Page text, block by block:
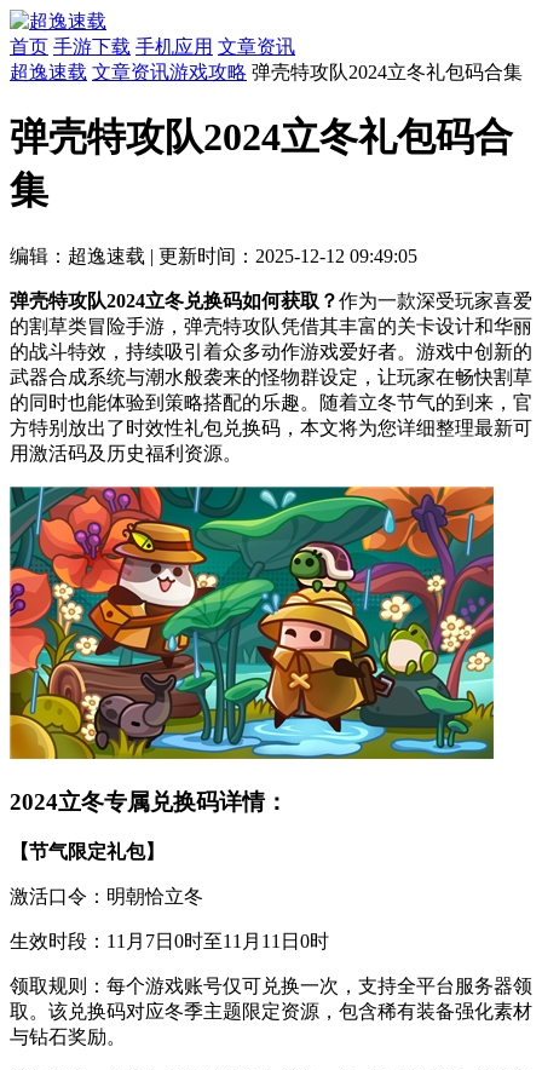
首页 手游下载 手机应用 文章资讯
超逸速载 文章资讯游戏攻略 弹壳特攻队2024立冬礼包码合集
弹壳特攻队2024立冬礼包码合
集
编辑：超逸速载 | 更新时间：2025-12-12 09:49:05
弹壳特攻队2024立冬兑换码如何获取？作为一款深受玩家喜爱
的割草类冒险手游，弹壳特攻队凭借其丰富的关卡设计和华丽
的战斗特效，持续吸引着众多动作游戏爱好者。游戏中创新的
武器合成系统与潮水般袭来的怪物群设定，让玩家在畅快割草
的同时也能体验到策略搭配的乐趣。随着立冬节气的到来，官
方特别放出了时效性礼包兑换码，本文将为您详细整理最新可
用激活码及历史福利资源。
2024立冬专属兑换码详情：
【节气限定礼包】
激活口令：明朝恰立冬
生效时段：11月7日0时至11月11日0时
领取规则：每个游戏账号仅可兑换一次，支持全平台服务器领
取。该兑换码对应冬季主题限定资源，包含稀有装备强化素材
与钻石奖励。